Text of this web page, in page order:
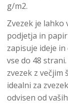
g/m2.
Zvezek je lahko
podjetja in
zapisuje ideje
vse do 48
zvezek z
idealni za
odvisen od